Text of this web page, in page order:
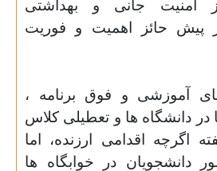
امنیت جانی و بهداشتی
پیش حائز اهمیت و فوریت
آموزشی و فوق برنامه ،
در دانشگاه ها و تعطیلی کلاس
اگرچه اقدامی ارزنده، اما
دانشجویان در خوابگاه ها